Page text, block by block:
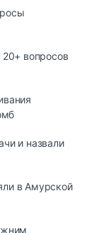
20+ вопросов
и назвали
в Амурской